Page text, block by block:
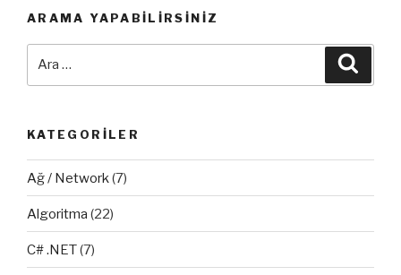
ARAMA YAPABILIRSINIZ
KATEGORILER
Ağ / Network(7)
Algoritma (22)
C# .NET(7)